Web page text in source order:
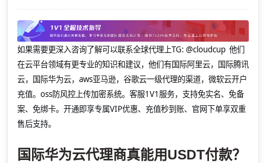
如果需要更深入咨询了解可以联系全球代理上TG: @cloudcup 他们
在云平台领域有更专业的知识和建议，他们有国际阿里云，国际腾讯
云，国际华为云，aws亚马逊，谷歌云一级代理的渠道，微软云开户
充值。oss防风控上传加密系统。客服1V1服务，支持免实名、免备
案、免绑卡。开通即享专属VIP优惠、充值秒到账、官网下单享双重
售后支持。
国际华为云代理商真能用USDT付款？